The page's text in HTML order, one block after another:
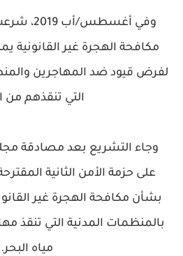
وفي
مكافحة الهجرة غير القانونية
لفرض قيود ضد المهاجرين
التي تنقذهم من
وجاء التشريع بعد مصادقة
على حزمة الأمن الثانية
بشأن مكافحة الهجرة غير
بالمنظمات المدنية التي تنقذ
مياه البحر.